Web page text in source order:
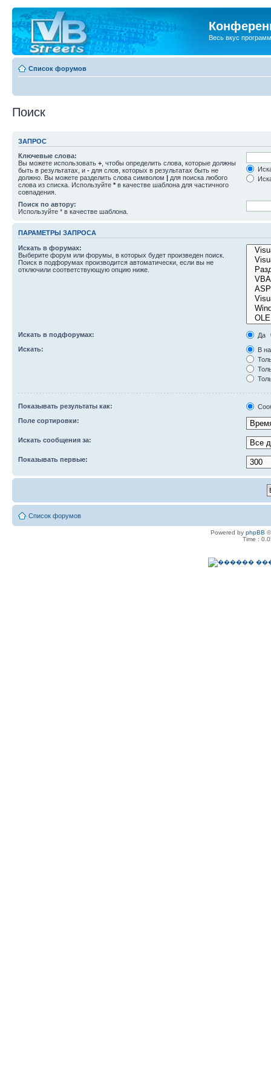
Весь вкус
Список форумов
Поиск
ЗАПРОС
Ключевые слова:
Вы можете использовать + , чтобы определить слова, которые должны
быть в результатах, и - для слов, которых в результатах быть не
должно. Вы можете разделить слова символом | для поиска любого
слова из списка. Используйте * в качестве шаблона для частичного
совпадения.
Поиск по автору:
Используйте * в качестве шаблона.
ПАРАМЕТРЫ ЗАПРОСА
Искать в форумах:
Выберите форум или форумы, в которых будет произведен поиск.
Поиск в подфорумах производится автоматически, если вы не
отключили соответствующую опцию ниже.
Искать в подфорумах:
Да
Искать:
В
Показывать результаты как:
Поле сортировки:
Искать сообщения за:
Показывать первые:
Список форумов
Powered by phpBB
Time :